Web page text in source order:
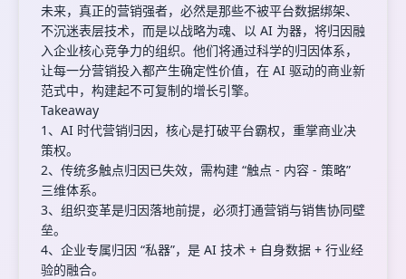
未来，真正的营销强者，必然是那些不被平台数据绑架、
不沉迷表层技术，而是以战略为魂、以 AI 为器，将归因融
入企业核心竞争力的组织。他们将通过科学的归因体系，
让每一分营销投入都产生确定性价值，在 AI 驱动的商业新
范式中，构建起不可复制的增长引擎。
Takeaway
1、AI 时代营销归因，核心是打破平台霸权，重掌商业决
策权。
2、传统多触点归因已失效，需构建 “触点 - 内容 - 策略”
三维体系。
3、组织变革是归因落地前提，必须打通营销与销售协同壁
垒。
4、企业专属归因 “私器”，是 AI 技术 + 自身数据 + 行业经
验的融合。